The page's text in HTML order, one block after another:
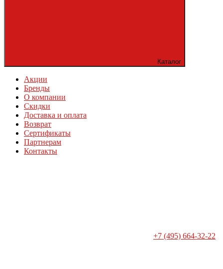
Каталог
Акции
Бренды
О компании
Скидки
Доставка и оплата
Возврат
Сертификаты
Партнерам
Контакты
+7 (495) 664-32-22